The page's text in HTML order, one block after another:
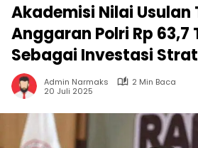
Akademisi Nilai
Anggaran Polri Rp 63,7
Sebagai Investasi
Admin Narmaks
2 Min Baca
20 Juli 2025